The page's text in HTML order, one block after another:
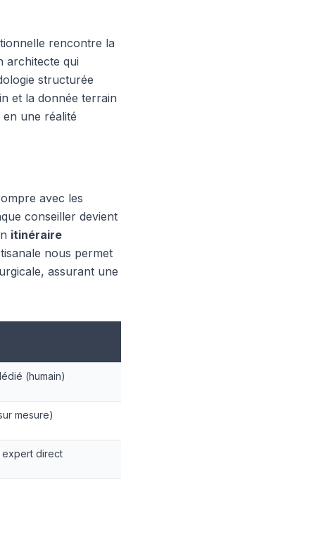
rencontre la
architecte qui
structurée
et la donnée terrain
une réalité
avec les
conseiller devient
itinéraire
nous permet
assurant une
(humain)
mesure)
expert direct